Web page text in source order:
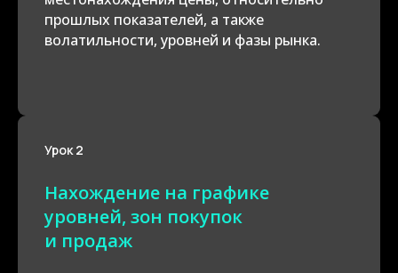
прошлых показателей, а также
волатильности, уровней и фазы рынка.
Урок 2
Нахождение на графике
уровней, зон покупок
и продаж